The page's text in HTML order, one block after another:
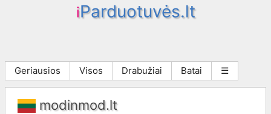
iParduotuvės.lt
Geriausios Visos Drabužiai Batai ☰
modinmod.lt